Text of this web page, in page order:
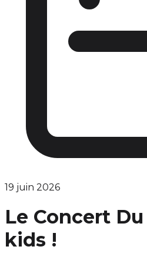
19 juin 2026
Le Concert
kids !